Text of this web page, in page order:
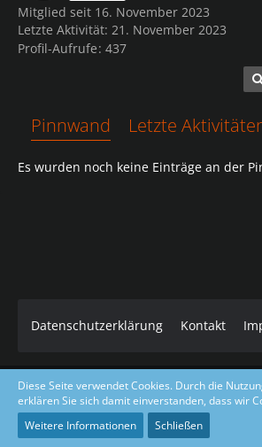
Mitglied seit 16. November 2023
Letzte Aktivität: 21. November 2023
Profil-Aufrufe 437
Pinnwand Letzte
Es wurden noch keine Einträge an der
Datenschutzerklärung Kontakt
Core Dark Modded Design coded &
2026©
Community-Software:WoltLab
Diese Seite verwendet Cookies. Durch die
erklären Sie sich damit einverstanden, dass wir
Weitere Informationen
Schließen